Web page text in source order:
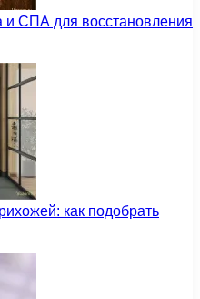
и СПА для восстановления
как подобрать